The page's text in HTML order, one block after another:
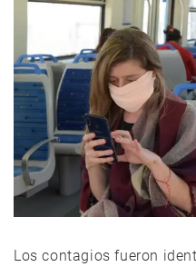
Los contagios fueron